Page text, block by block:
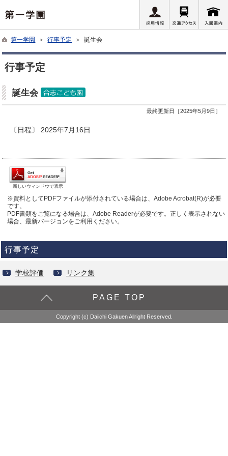
第一学園 ＞行事予定 ＞ 誕生会
行事予定
誕生会
最終更新日［2025年5月9日］
〔日程〕 2025年7月16日
新しいウィンドウで表示
※資料としてPDFファイルが添付されている場合は、Adobe Acrobat(R)が必要
です。
PDF書類をご覧になる場合は、Adobe Readerが必要です。正しく表示されない
場合、最新バージョンをご利用ください。
行事予定
学校評価 リンク集
PAGE TOP
Copyright (c) Daiichi Gakuen Allright Reserved.